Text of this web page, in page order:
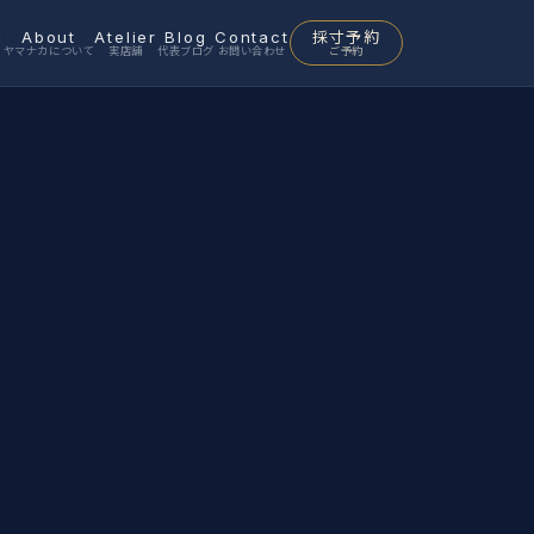
About
ヤマナカについて
Atelier
実店舗
Blog
代表ブログ
Contact
お問い合わせ
採寸予約
ご予約